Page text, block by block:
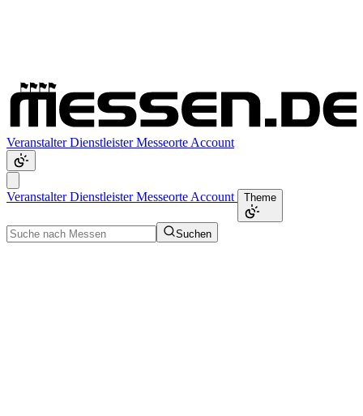
VeranstalterDienstleisterMesseorte Account
VeranstalterDienstleisterMesseorte Account Theme
Suchen